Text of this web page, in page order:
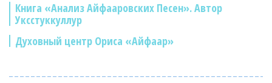
Книга «Анализ Айфааровских Песен». Автор
Уксстуккуллур
Духовный центр Ориса «Айфаар»